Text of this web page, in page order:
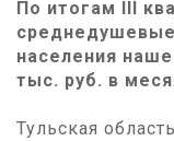
По итогам III
населения
тыс. руб. в
Тульская